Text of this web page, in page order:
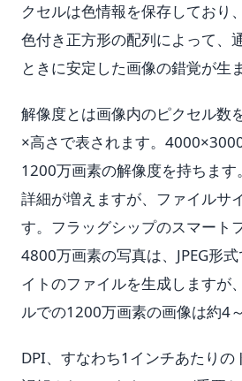
クセルは色情報を保存しており
色付き正方形の配列によって、
ときに安定した画像の錯覚が生
解像度とは画像内のピクセル数
×高さで表されます。
1200万画素の解像度を持ちま
詳細が増えますが、ファイルサ
す。フラッグシップのスマート
4800万画素の写真は、JPEG形
イトのファイルを生成しますが
ルでの1200万画素の画像は約4
DPI、すなわち1インチあたりの